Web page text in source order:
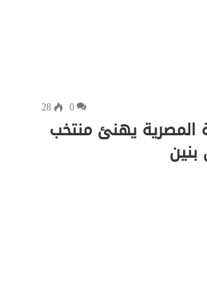
0
28
المصرية يهنئ منتخب